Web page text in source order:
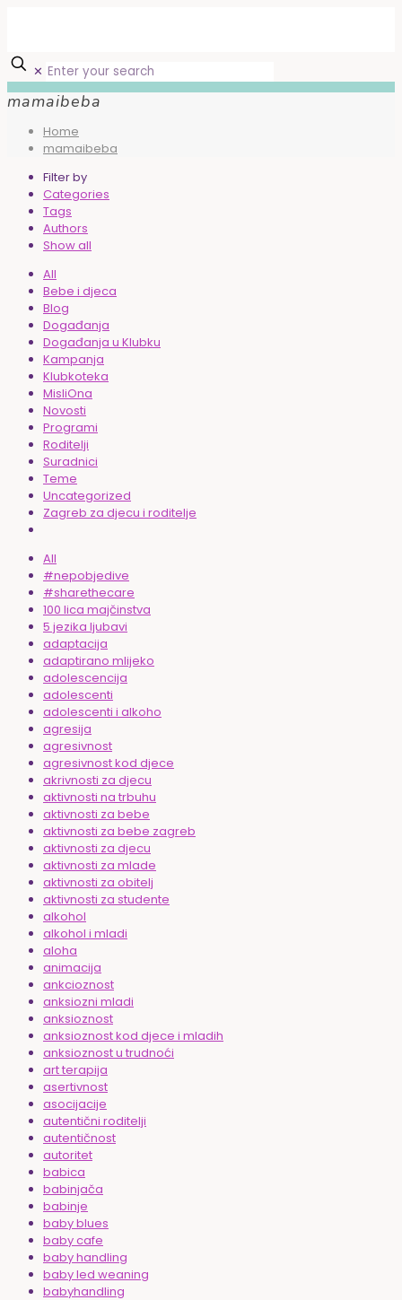
✕
mamaibeba
Home
mamaibeba
Filter by
Categories
Tags
Authors
Show all
All
Bebe i djeca
Blog
Događanja
Događanja u Klubku
Kampanja
Klubkoteka
MisliOna
Novosti
Programi
Roditelji
Suradnici
Teme
Uncategorized
Zagreb za djecu i roditelje
All
#nepobjedive
#sharethecare
100 lica majčinstva
5 jezika ljubavi
adaptacija
adaptirano mlijeko
adolescencija
adolescenti
adolescenti i alkoho
agresija
agresivnost
agresivnost kod djece
akrivnosti za djecu
aktivnosti na trbuhu
aktivnosti za bebe
aktivnosti za bebe zagreb
aktivnosti za djecu
aktivnosti za mlade
aktivnosti za obitelj
aktivnosti za studente
alkohol
alkohol i mladi
aloha
animacija
ankcioznost
anksiozni mladi
anksioznost
anksioznost kod djece i mladih
anksioznost u trudnoći
art terapija
asertivnost
asocijacije
autentični roditelji
autentičnost
autoritet
babica
babinjača
babinje
baby blues
baby cafe
baby handling
baby led weaning
babyhandling